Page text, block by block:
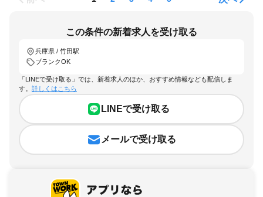
この条件の新着求人を受け取る
兵庫県 / 竹田駅
ブランクOK
「LINEで受け取る」では、新着求人のほか、おすすめ情報なども配信しま
す。 詳しくはこちら
LINEで受け取る
メールで受け取る